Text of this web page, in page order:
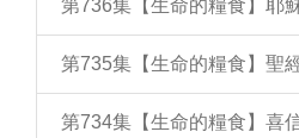
第736集【生命的糧食】耶
第735集【生命的糧食】聖
第734集【生命的糧食】喜